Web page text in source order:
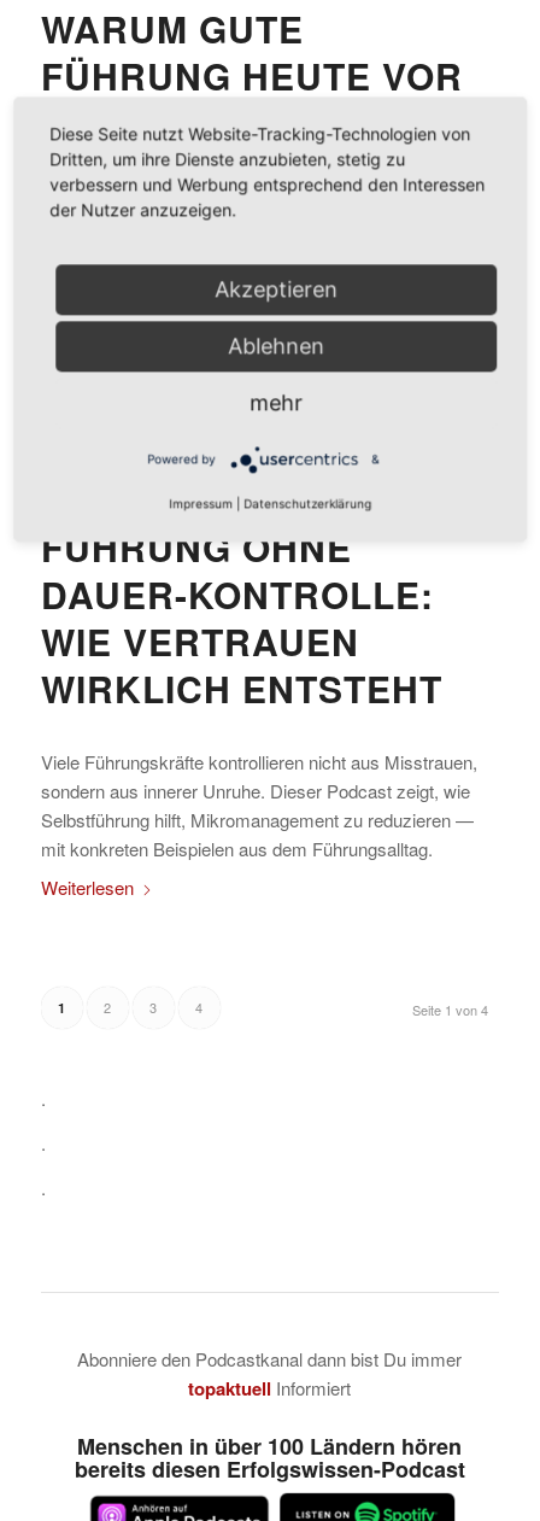
WARUM GUTE
FÜHRUNG HEUTE VOR
ALLEM ORIENTIERUNG
BRAUCHT
Methoden und Tools im Überfluss vorhanden sind. Edith
Karl zeigt in dieser Folge, warum vielen Unternehmen
nicht Wissen fehlt, sondern Orientierung – und wie klare
Entscheidungsräume Teams selbstständiger machen und
FÜHRUNG OHNE
DAUER-KONTROLLE:
WIE VERTRAUEN
WIRKLICH ENTSTEHT
Viele Führungskräfte kontrollieren nicht aus Misstrauen,
sondern aus innerer Unruhe. Dieser Podcast zeigt, wie
Selbstführung hilft, Mikromanagement zu reduzieren —
mit konkreten Beispielen aus dem Führungsalltag.
Weiterlesen
Seite 1 von 4
1 2 3 4
.
.
.
Abonniere den Podcastkanal dann bist Du immer
topaktuell Informiert
Menschen in über 100 Ländern hören
bereits diesen Erfolgswissen-Podcast
Diese Seite nutzt Website-Tracking-Technologien von
Dritten, um ihre Dienste anzubieten, stetig zu
verbessern und Werbung entsprechend den Interessen
der Nutzer anzuzeigen.
Akzeptieren
Ablehnen
mehr
Powered by &
Impressum Datenschutzerklärung